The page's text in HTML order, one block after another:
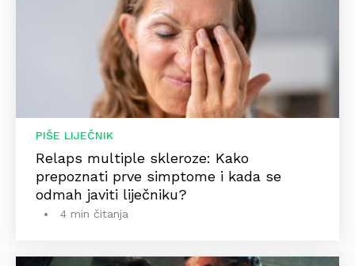
PIŠE LIJEČNIK
Relaps multiple skleroze: Kako
prepoznati prve simptome i kada se
odmah javiti liječniku?
4 min čitanja